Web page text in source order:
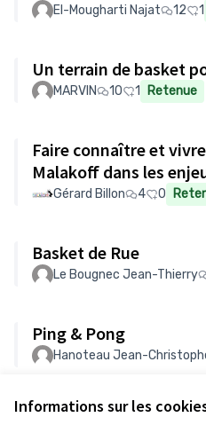
Informations sur les
El-Mougharti Najat 12 1
Un terrain de basket
MARVIN 10 1 Retenue
Faire connaître et
Malakoff dans les
Gérard Billon 4 0
Basket de Rue
Le Bougnec Jean-Thierry
Ping & Pong
Hanoteau Jean-
Voir toutes les propositions